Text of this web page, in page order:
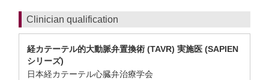
Clinician qualification
経カテーテル的大動脈弁置換術 (TAVR) 実施医 (SAPIEN
シリーズ)
日本経カテーテル心臓弁治療学会